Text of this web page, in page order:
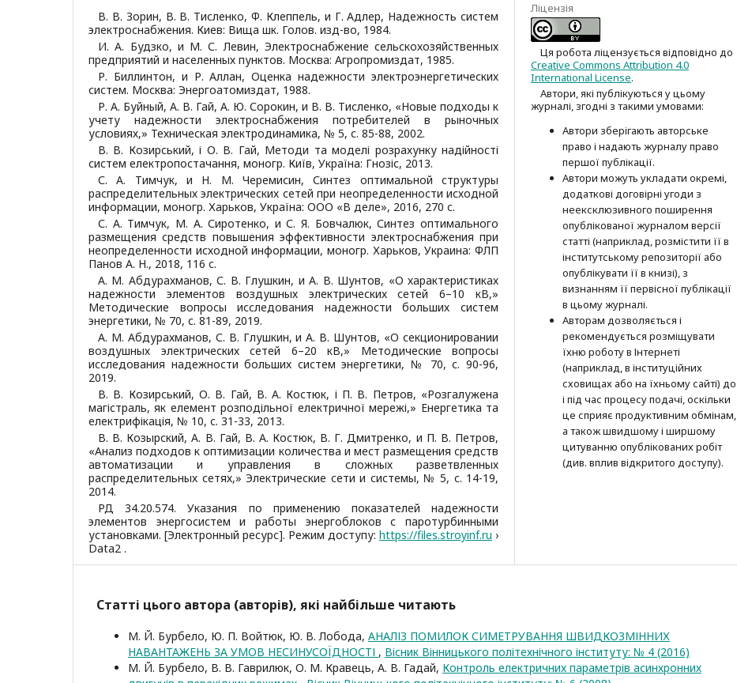
В. В. Зорин, В. В. Тисленко, Ф. Клеппель, и Г. Адлер, Надежность систем
электроснабжения. Киев: Вища шк. Голов. изд-во, 1984.
И. А. Будзко, и М. С. Левин, Электроснабжение сельскохозяйственных
предприятий и населенных пунктов. Москва: Агропромиздат, 1985.
Р. Биллинтон, и Р. Аллан, Оценка надежности электроэнергетических
систем. Москва: Энергоатомиздат, 1988.
Р. А. Буйный, А. В. Гай, А. Ю. Сорокин, и В. В. Тисленко, «Новые подходы к
учету надежности электроснабжения потребителей в рыночных
условиях,» Техническая электродинамика, № 5, с. 85-88, 2002.
В. В. Козирський, і О. В. Гай, Методи та моделі розрахунку надійності
систем електропостачання, моногр. Київ, Україна: Гнозіс, 2013.
С. А. Тимчук, и Н. М. Черемисин, Синтез оптимальной структуры
распределительных электрических сетей при неопределенности исходной
информации, моногр. Харьков, Україна: ООО «В деле», 2016, 270 с.
С. А. Тимчук, М. А. Сиротенко, и С. Я. Бовчалюк, Синтез оптимального
размещения средств повышения эффективности электроснабжения при
неопределенности исходной информации, моногр. Харьков, Украина: ФЛП
Панов А. Н., 2018, 116 c.
А. М. Абдурахманов, С. В. Глушкин, и А. В. Шунтов, «О характеристиках
надежности элементов воздушных электрических сетей 6–10 кВ,»
Методические вопросы исследования надежности больших систем
энергетики, № 70, с. 81-89, 2019.
А. М. Абдурахманов, С. В. Глушкин, и А. В. Шунтов, «О секционировании
воздушных электрических сетей 6–20 кВ,» Методические вопросы
исследования надежности больших систем энергетики, № 70, с. 90-96,
2019.
В. В. Козирський, О. В. Гай, В. А. Костюк, і П. В. Петров, «Розгалужена
магістраль, як елемент розподільної електричної мережі,» Енергетика та
електрифікація, № 10, с. 31-33, 2013.
В. В. Козырский, А. В. Гай, В. А. Костюк, В. Г. Дмитренко, и П. В. Петров,
«Анализ подходов к оптимизации количества и мест размещения средств
автоматизации и управления в сложных разветвленных
распределительных сетях,» Электрические сети и системы, № 5, с. 14-19,
2014.
РД 34.20.574. Указания по применению показателей надежности
элементов энергосистем и работы энергоблоков с паротурбинными
установками. [Электронный ресурс]. Режим доступу: https://files.stroyinf.ru ›
Data2 .
Ліцензія
Ця робота ліцензується відповідно до
Creative Commons Attribution 4.0
International License.
Автори, які публікуються у цьому
журналі, згодні з такими умовами:
Автори зберігають авторське
право і надають журналу право
першої публі­кації.
Автори можуть укладати окремі,
додат­кові договірні угоди з
неексклюзив­ного поширення
опублікованої журналом версії
статті (наприклад, розмістити її в
інститутському репозиторії або
опубліку­вати її в книзі), з
визнанням її первісної публікації
в цьому журналі.
Авторам дозволяється і
рекомендується розміщувати
їхню роботу в Інтернеті
(наприклад, в інституційних
сховищах або на їхньому сайті) до
і під час процесу подачі, оскільки
це сприяє продуктивним обмінам,
а також швидшому і ширшому
цитуванню опубліко­ва­них робіт
(див. вплив відкритого доступу).
Статті цього автора (авторів), які найбільше читають
М. Й. Бурбело, Ю. П. Войтюк, Ю. В. Лобода, АНАЛІЗ ПОМИЛОК СИМЕТРУВАННЯ ШВИДКОЗМІННИХ
НАВАНТАЖЕНЬ ЗА УМОВ НЕСИНУСОЇДНОСТІ , Вісник Вінницького політехнічного інституту: № 4 (2016)
М. Й. Бурбело, В. В. Гаврилюк, О. М. Кравець, А. В. Гадай, Контроль електричних параметрів асинхронних